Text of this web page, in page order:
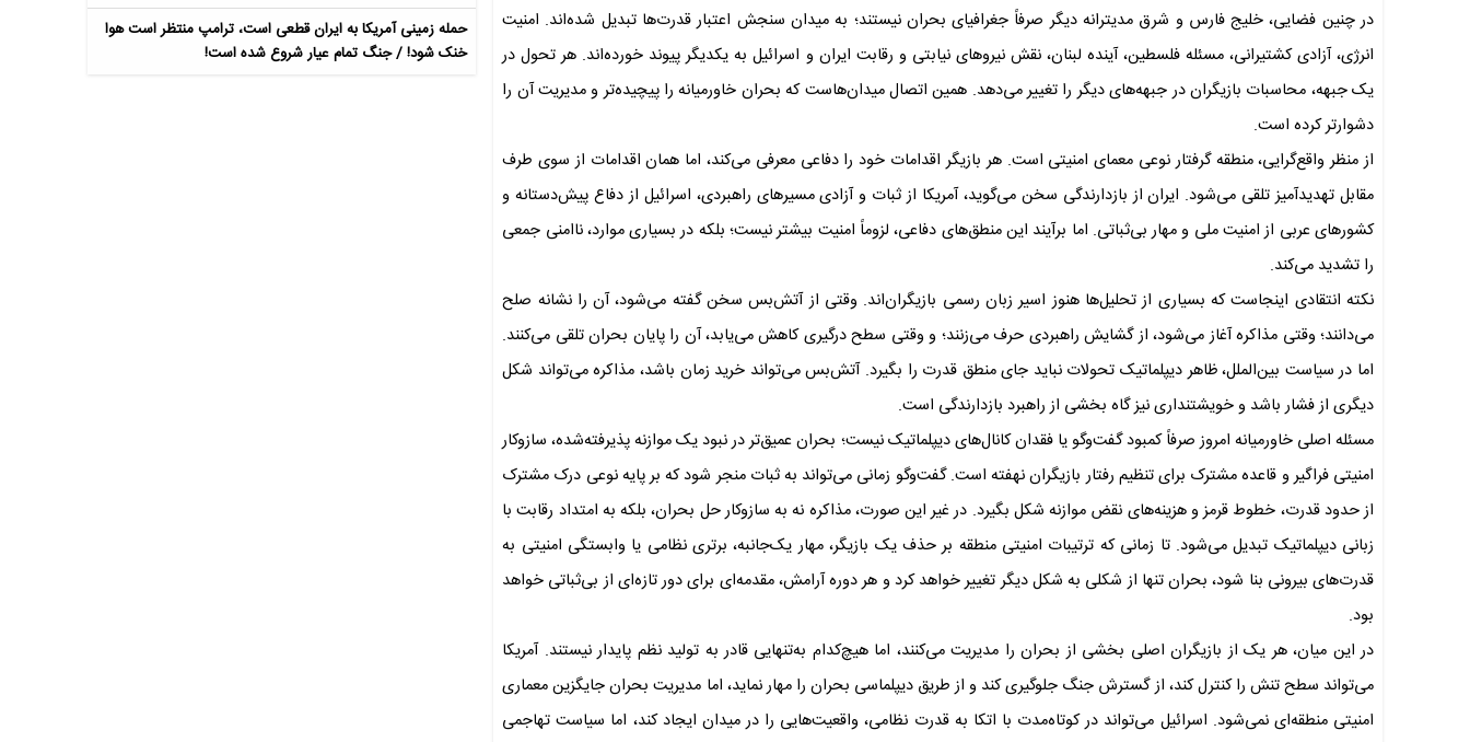
در چنین فضایی، خلیج فارس و شرق مدیترانه دیگر صرفاً جغرافیای بحران نیستند؛ به میدان سنجش اعتبار قدرت‌ها تبدیل شده‌اند. امنیت
انرژی، آزادی کشتیرانی، مسئله فلسطین، آینده لبنان، نقش نیروهای نیابتی و رقابت ایران و اسرائیل به یکدیگر پیوند خورده‌اند. هر تحول در
یک جبهه، محاسبات بازیگران در جبهه‌های دیگر را تغییر می‌دهد. همین اتصال میدان‌هاست که بحران خاورمیانه را پیچیده‌تر و مدیریت آن را
دشوارتر کرده است.
از منظر واقع‌گرایی، منطقه گرفتار نوعی معمای امنیتی است. هر بازیگر اقدامات خود را دفاعی معرفی می‌کند، اما همان اقدامات از سوی طرف
مقابل تهدیدآمیز تلقی می‌شود. ایران از بازدارندگی سخن می‌گوید، آمریکا از ثبات و آزادی مسیرهای راهبردی، اسرائیل از دفاع پیش‌دستانه و
کشورهای عربی از امنیت ملی و مهار بی‌ثباتی. اما برآیند این منطق‌های دفاعی، لزوماً امنیت بیشتر نیست؛ بلکه در بسیاری موارد، ناامنی جمعی
را تشدید می‌کند.
نکته انتقادی اینجاست که بسیاری از تحلیل‌ها هنوز اسیر زبان رسمی بازیگران‌اند. وقتی از آتش‌بس سخن گفته می‌شود، آن را نشانه صلح
می‌دانند؛ وقتی مذاکره آغاز می‌شود، از گشایش راهبردی حرف می‌زنند؛ و وقتی سطح درگیری کاهش می‌یابد، آن را پایان بحران تلقی می‌کنند.
اما در سیاست بین‌الملل، ظاهر دیپلماتیک تحولات نباید جای منطق قدرت را بگیرد. آتش‌بس می‌تواند خرید زمان باشد، مذاکره می‌تواند شکل
دیگری از فشار باشد و خویشتنداری نیز گاه بخشی از راهبرد بازدارندگی است.
مسئله اصلی خاورمیانه امروز صرفاً کمبود گفت‌وگو یا فقدان کانال‌های دیپلماتیک نیست؛ بحران عمیق‌تر در نبود یک موازنه پذیرفته‌شده، سازوکار
امنیتی فراگیر و قاعده مشترک برای تنظیم رفتار بازیگران نهفته است. گفت‌وگو زمانی می‌تواند به ثبات منجر شود که بر پایه نوعی درک مشترک
از حدود قدرت، خطوط قرمز و هزینه‌های نقض موازنه شکل بگیرد. در غیر این صورت، مذاکره نه به سازوکار حل بحران، بلکه به امتداد رقابت با
زبانی دیپلماتیک تبدیل می‌شود. تا زمانی که ترتیبات امنیتی منطقه بر حذف یک بازیگر، مهار یک‌جانبه، برتری نظامی یا وابستگی امنیتی به
قدرت‌های بیرونی بنا شود، بحران تنها از شکلی به شکل دیگر تغییر خواهد کرد و هر دوره آرامش، مقدمه‌ای برای دور تازه‌ای از بی‌ثباتی خواهد
بود.
در این میان، هر یک از بازیگران اصلی بخشی از بحران را مدیریت می‌کنند، اما هیچ‌کدام به‌تنهایی قادر به تولید نظم پایدار نیستند. آمریکا
می‌تواند سطح تنش را کنترل کند، از گسترش جنگ جلوگیری کند و از طریق دیپلماسی بحران را مهار نماید، اما مدیریت بحران جایگزین معماری
امنیتی منطقه‌ای نمی‌شود. اسرائیل می‌تواند در کوتاه‌مدت با اتکا به قدرت نظامی، واقعیت‌هایی را در میدان ایجاد کند، اما سیاست تهاجمی
حمله زمینی آمریکا به ایران قطعی است، ترامپ منتظر است هوا
خنک شود! / جنگ تمام عیار شروع شده است!